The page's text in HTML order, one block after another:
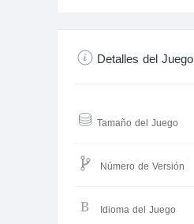
Detalles del Juego
Tamaño del Juego
Número de Versión
Idioma del Juego